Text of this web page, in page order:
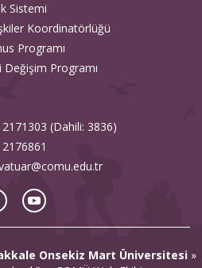
Sistemi
Koordinatörlüğü
Programı
Değişim Programı
(Dahili: 3836)
Onsekiz Mart Üniversitesi»